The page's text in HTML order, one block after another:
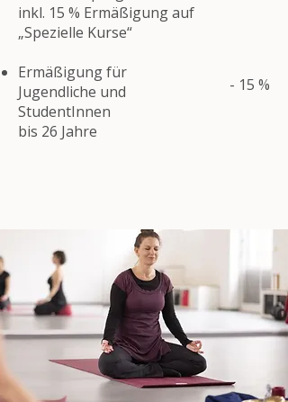
inkl. 15 % Ermäßigung auf
„Spezielle Kurse“
Ermäßigung für
Jugendliche und
StudentInnen
bis 26 Jahre
- 15 %